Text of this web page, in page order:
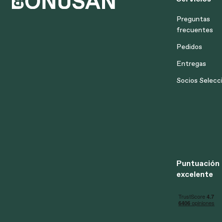
Preguntas
frecuentes
Pedidos
Entregas
Socios
Puntuación
excelente